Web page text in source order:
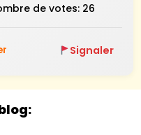
de votes: 26
Signaler